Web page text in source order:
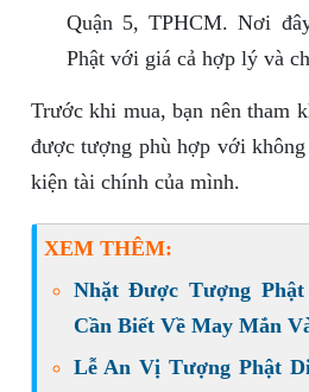
Quận 5, TPHCM. Nơi
Phật với giá cả hợp lý và
Trước khi mua, bạn nên tham
được tượng phù hợp với
kiện tài chính của mình.
XEM THÊM:
Nhặt Được Tượng
Cần Biết Về May Mắn
Lễ An Vị Tượng Phật